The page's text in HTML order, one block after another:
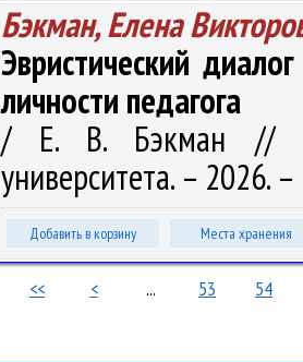
Бэкман, Елена
Эвристический
личности педагога
/ Е. В. Бэкман //
университета. – 2026.
Добавить в корзину Места хранения
<< < ... 53 54